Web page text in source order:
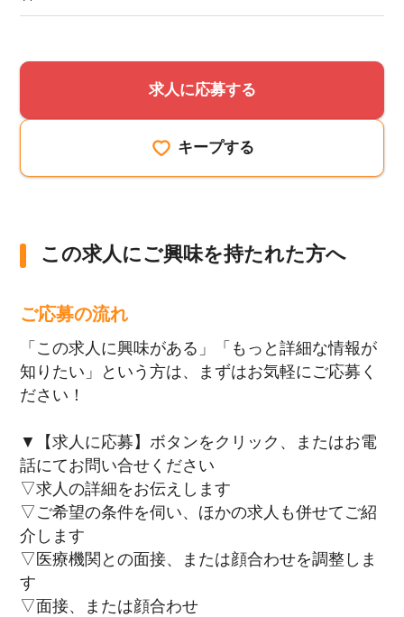
求人に応募する
キープする
この求人にご興味を持たれた方へ
ご応募の流れ
「この求人に興味がある」「もっと詳細な情報が
知りたい」という方は、まずはお気軽にご応募く
ださい！
▼【求人に応募】ボタンをクリック、またはお電
話にてお問い合せください
▽求人の詳細をお伝えします
▽ご希望の条件を伺い、ほかの求人も併せてご紹
介します
▽医療機関との面接、または顔合わせを調整しま
す
▽面接、または顔合わせ